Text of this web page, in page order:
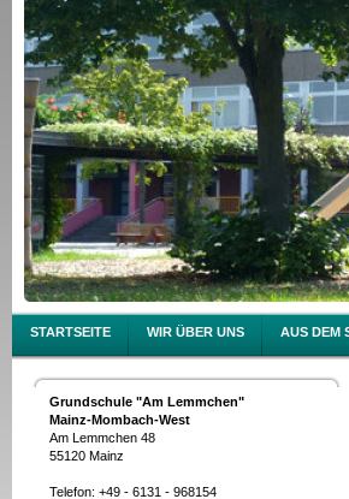
STARTSEITE WIR ÜBER UNS AUS DEM
Grundschule "Am Lemmchen"
Mainz-Mombach-West
Am Lemmchen 48
55120 Mainz
Telefon: +49 - 6131 - 968154